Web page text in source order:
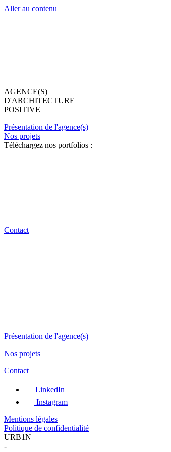
Aller au contenu
AGENCE(S)
D'ARCHITECTURE
POSITIVE
Présentation de l'agence(s)
Nos projets
Téléchargez nos portfolios :
Contact
Présentation de l'agence(s)
Nos projets
Contact
LinkedIn
Instagram
Mentions légales
Politique de confidentialité
URB1N
-